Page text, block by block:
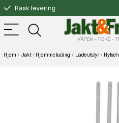
Rask levering
Gratis bytte
Fri frakt over 3000.-
Hjem Jakt Hjemmelading Ladeutstyr